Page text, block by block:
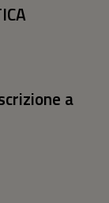
a